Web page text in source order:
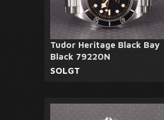
Tudor Heritage Black Bay
Black 79220N
SOLGT